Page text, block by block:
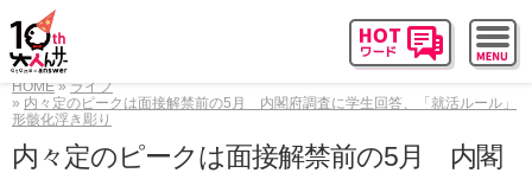
HOME
ライフ
内々定のピークは面接解禁前の5月 内閣府調査に学生回答、「就活ルール」
形骸化浮き彫り
内々定のピークは面接解禁前の5月 内閣